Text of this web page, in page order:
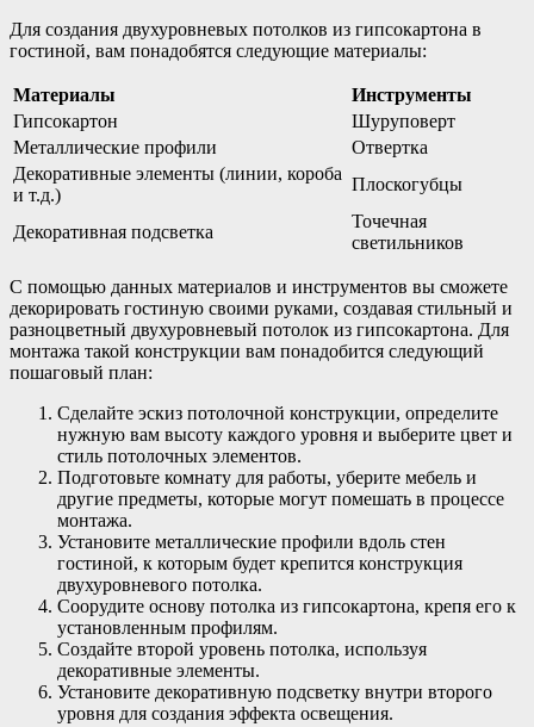
Для создания двухуровневых потолков из гипсокартона в
гостиной, вам понадобятся следующие материалы:
Материалы
Инструменты
Гипсокартон
Шуруповерт
Металлические профили
Отвертка
Декоративные элементы (линии, короба
и т.д.)
Плоскогубцы
Декоративная подсветка
Точечная
светильников
С помощью данных материалов и инструментов вы сможете
декорировать гостиную своими руками, создавая стильный и
разноцветный двухуровневый потолок из гипсокартона. Для
монтажа такой конструкции вам понадобится следующий
пошаговый план:
Сделайте эскиз потолочной конструкции, определите
нужную вам высоту каждого уровня и выберите цвет и
стиль потолочных элементов.
Подготовьте комнату для работы, уберите мебель и
другие предметы, которые могут помешать в процессе
монтажа.
Установите металлические профили вдоль стен
гостиной, к которым будет крепится конструкция
двухуровневого потолка.
Соорудите основу потолка из гипсокартона, крепя его к
установленным профилям.
Создайте второй уровень потолка, используя
декоративные элементы.
Установите декоративную подсветку внутри второго
уровня для создания эффекта освещения.